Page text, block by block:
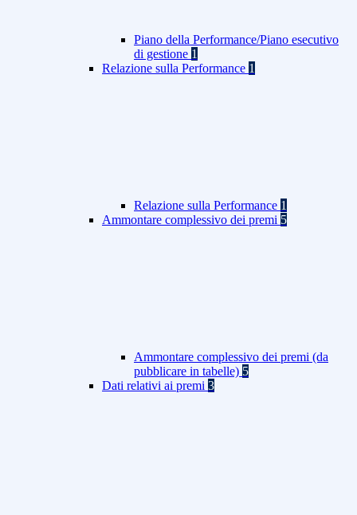
Piano della Performance/Piano esecutivo
di gestione 1
Relazione sulla Performance 1
Relazione sulla Performance 1
Ammontare complessivo dei premi 5
Ammontare complessivo dei premi (da
pubblicare in tabelle) 5
Dati relativi ai premi 3